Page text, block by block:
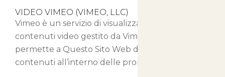
VIDEO VIMEO (VIMEO, LLC)
Vimeo è un servizio di visualizzazione di
contenuti video gestito da Vimeo, LLC che
permette a Questo Sito Web di integrare tali
contenuti all’interno delle proprie pagine.